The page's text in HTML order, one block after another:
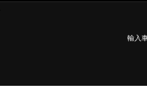
輸入